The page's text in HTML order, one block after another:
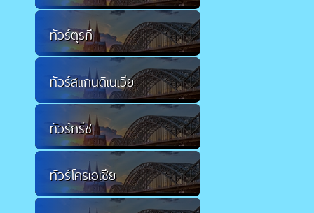
ทัวร์ตุรกี
ทัวร์สแกนดิเนเวีย
ทัวร์กรีซ
ทัวร์โครเอเชีย